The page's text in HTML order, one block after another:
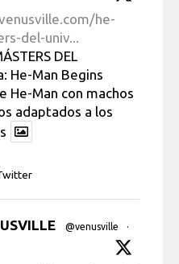
he-
del-univ...
DEL
He-Man Begins
He-Man con machos
adaptados a los
@venusville
·